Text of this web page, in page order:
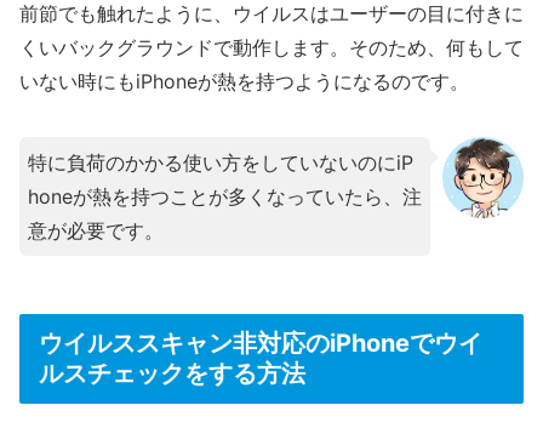
前節でも触れたように、ウイルスはユーザーの目に付きに
くいバックグラウンドで動作します。そのため、何もして
いない時にもiPhoneが熱を持つようになるのです。
特に負荷のかかる使い方をしていないのにiP
honeが熱を持つことが多くなっていたら、注
意が必要です。
ウイルススキャン非対応のiPhoneでウイ
ルスチェックをする方法